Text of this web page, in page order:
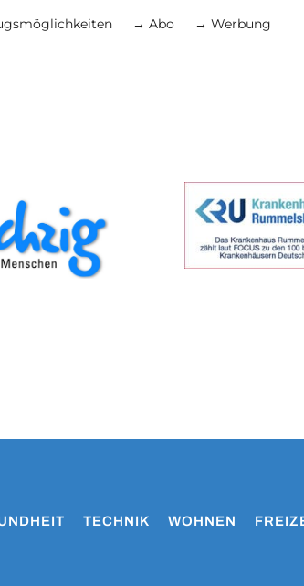
→ Abo → Werbung
TECHNIK WOHNEN